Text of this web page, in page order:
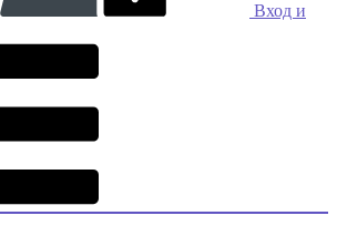
Вход и